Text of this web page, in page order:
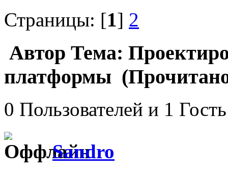
Страницы: [1] 2
Автор Тема:
платформы (Прочитано
0 Пользователей и 1
Sandro